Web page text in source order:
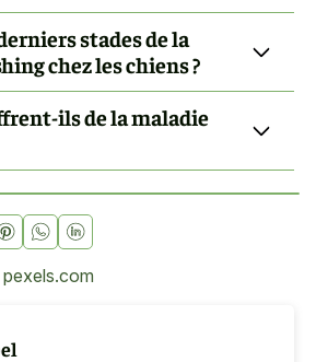
stades de la
chez les chiens ?
ils de la maladie
pexels.com